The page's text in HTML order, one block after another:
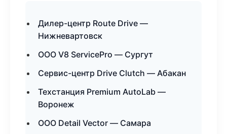
Дилер-центр Route Drive —
Нижневартовск
ООО V8 ServicePro — Сургут
Сервис-центр Drive Clutch — Абакан
Техстанция Premium AutoLab —
Воронеж
ООО Detail Vector — Самара